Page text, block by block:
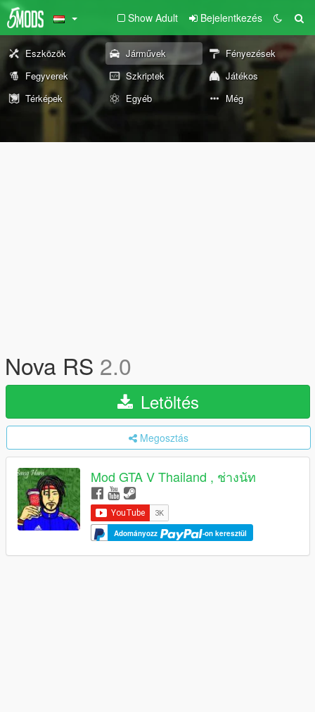
Show Adult Bejelentkezés
Eszközök Járművek
Fényezések
Fegyverek
Szkriptek
Játékos
Térképek
Egyéb Még
Nova RS 2.0
Letöltés
Megosztás
Mod GTA V Thailand , ช่างนัท
Adományozz -on keresztül